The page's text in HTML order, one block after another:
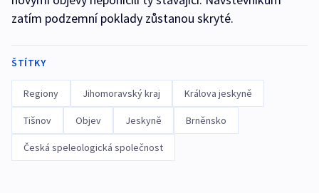
zatím podzemní poklady zůstanou skryté.
ŠTÍTKY
Regiony Jihomoravský kraj Králova jeskyně
Tišnov Objev Jeskyně Brněnsko
Česká speleologická společnost